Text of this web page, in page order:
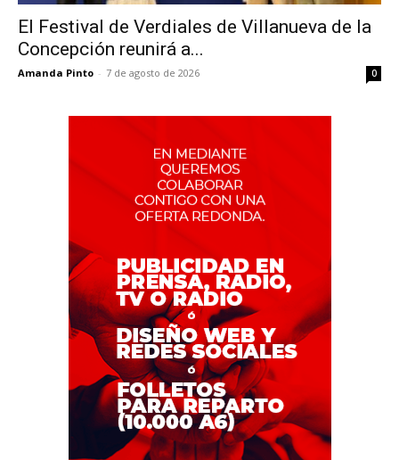
El Festival de Verdiales de Villanueva de la
Concepción reunirá a...
Amanda Pinto - 7 de agosto de 2026 0